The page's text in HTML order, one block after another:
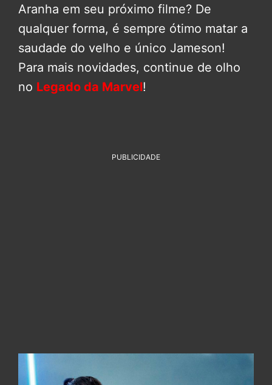
Aranha em seu próximo filme? De
qualquer forma, é sempre ótimo matar a
saudade do velho e único Jameson!
Para mais novidades, continue de olho
no Legado da Marvel!
PUBLICIDADE